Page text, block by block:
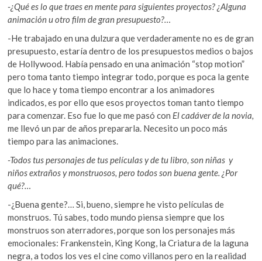
-¿Qué es lo que traes en mente para siguientes proyectos? ¿Alguna
animación u otro film de gran presupuesto?…
-He trabajado en una dulzura que verdaderamente no es de gran
presupuesto, estaría dentro de los presupuestos medios o bajos
de Hollywood. Había pensado en una animación “stop motion”
pero toma tanto tiempo integrar todo, porque es poca la gente
que lo hace y toma tiempo encontrar a los animadores
indicados, es por ello que esos proyectos toman tanto tiempo
para comenzar. Eso fue lo que me pasó con El cadáver de la novia,
me llevó un par de años prepararla. Necesito un poco más
tiempo para las animaciones.
-Todos tus personajes de tus películas y de tu libro, son niñas y
niños extraños y monstruosos, pero todos son buena gente. ¿Por
qué?…
-¿Buena gente?… Si, bueno, siempre he visto películas de
monstruos. Tú sabes, todo mundo piensa siempre que los
monstruos son aterradores, porque son los personajes más
emocionales: Frankenstein, King Kong, la Criatura de la laguna
negra, a todos los ves el cine como villanos pero en la realidad